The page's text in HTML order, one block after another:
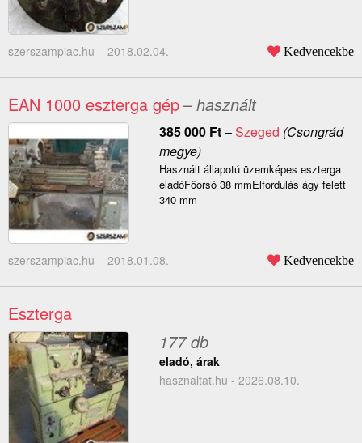
szerszampiac.hu – 2018.02.04. Kedvencekbe
EAN 1000 eszterga gép– használt
385 000 Ft–Szeged (Csongrád
megye)
Használt állapotú üzemképes eszterga
eladóFőorsó 38 mmElfordulás ágy felett
340 mm
szerszampiac.hu – 2018.01.08. Kedvencekbe
Eszterga
177 db
eladó, árak
hasznaltat.hu - 2026.08.10.